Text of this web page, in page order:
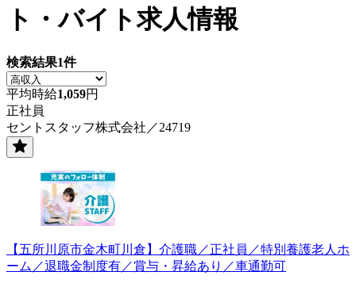
ト・バイト求人情報
検索結果1件
平均時給1,059円
正社員
セントスタッフ株式会社／24719
【五所川原市金木町川倉】介護職／正社員／特別養護老人ホ
ーム／退職金制度有／賞与・昇給あり／車通勤可